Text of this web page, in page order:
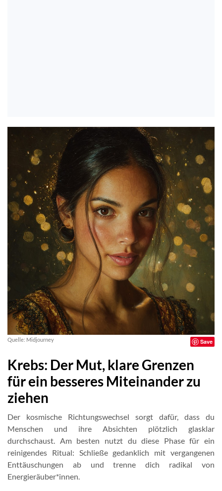
Quelle: Midjourney Save
Krebs: Der Mut, klare Grenzen
für ein besseres Miteinander zu
ziehen
Der kosmische Richtungswechsel sorgt dafür, dass du
Menschen und ihre Absichten plötzlich glasklar
durchschaust. Am besten nutzt du diese Phase für ein
reinigendes Ritual: Schließe gedanklich mit vergangenen
Enttäuschungen ab und trenne dich radikal von
Energieräuber*innen.